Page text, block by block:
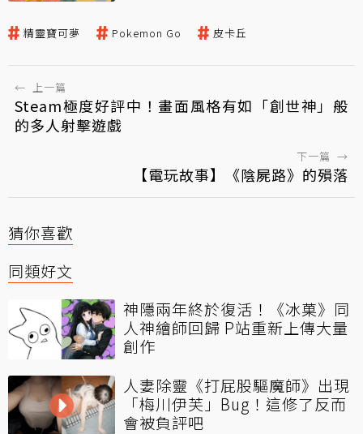
精靈寶可夢 Pokemon Go 皮卡丘
← 上一篇
Steam極度好評中！畫面風格有如「創世神」般
的多人射擊遊戲
下一篇 →
【電玩故事】《陰屍路》的殞落
猜你喜歡
同類好文
神隱兩年終於復活！《冰菓》同
人神繪師回歸 P站重新上傳大量
創作
人妻除靈《打屁股驅魔師》出現
「梅川伊芙」Bug！這修了反而
會被負評吧